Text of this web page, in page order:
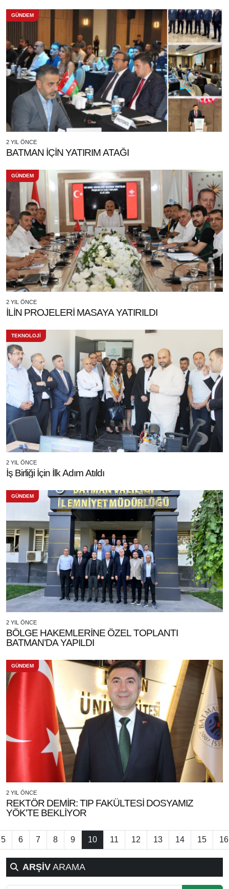
GÜNDEM
2 YIL ÖNCE
BATMAN İÇİN YATIRIM ATAĞI
GÜNDEM
2 YIL ÖNCE
İLİN PROJELERİ MASAYA YATIRILDI
TEKNOLOJİ
2 YIL ÖNCE
İş Birliği İçin İlk Adım Atıldı
GÜNDEM
2 YIL ÖNCE
BÖLGE HAKEMLERİNE ÖZEL TOPLANTI
BATMAN’DA YAPILDI
GÜNDEM
2 YIL ÖNCE
REKTÖR DEMİR: TIP FAKÜLTESİ DOSYAMIZ
YÖK'TE BEKLİYOR
5 6 7 8 9 10 11 12 13 14 15 16
ARŞİV ARAMA